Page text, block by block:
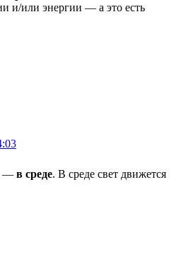
и/или энергии — а это есть
— в среде. В среде свет движется